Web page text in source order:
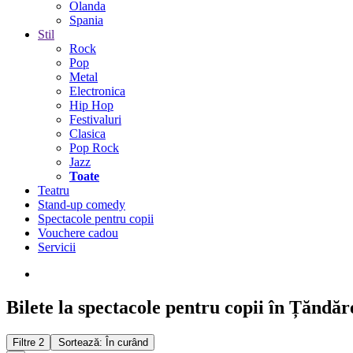
Olanda
Spania
Stil
Rock
Pop
Metal
Electronica
Hip Hop
Festivaluri
Clasica
Pop Rock
Jazz
Toate
Teatru
Stand-up comedy
Spectacole pentru copii
Vouchere cadou
Servicii
Bilete la spectacole pentru copii în
Filtre 2
Sortează: În curând